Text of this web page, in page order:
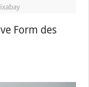
Form des